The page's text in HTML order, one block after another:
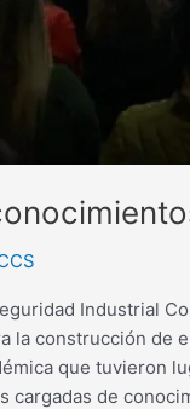
Industrial
construcción de
que tuvieron
de